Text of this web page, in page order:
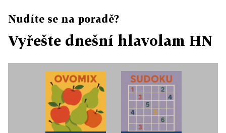
Nudíte se na poradě?
Vyřešte dnešní hlavolam HN